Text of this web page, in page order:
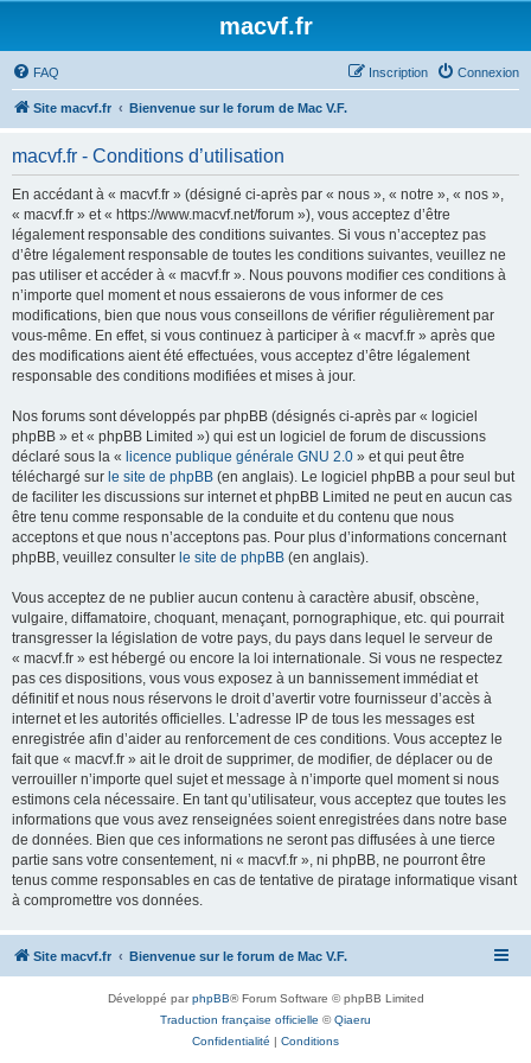
macvf.fr
FAQ Connexion
Inscription
Site macvf.fr Bienvenue sur le forum de Mac V.F.
macvf.fr - Conditions d’utilisation
En accédant à « macvf.fr » (désigné ci-après par « nous », « notre », « nos »,
« macvf.fr » et « https://www.macvf.net/forum »), vous acceptez d’être
légalement responsable des conditions suivantes. Si vous n’acceptez pas
d’être légalement responsable de toutes les conditions suivantes, veuillez ne
pas utiliser et accéder à « macvf.fr ». Nous pouvons modifier ces conditions à
n’importe quel moment et nous essaierons de vous informer de ces
modifications, bien que nous vous conseillons de vérifier régulièrement par
vous-même. En effet, si vous continuez à participer à « macvf.fr » après que
des modifications aient été effectuées, vous acceptez d’être légalement
responsable des conditions modifiées et mises à jour.
Nos forums sont développés par phpBB (désignés ci-après par « logiciel
phpBB » et « phpBB Limited ») qui est un logiciel de forum de discussions
déclaré sous la « licence publique générale GNU 2.0 » et qui peut être
téléchargé sur le site de phpBB (en anglais). Le logiciel phpBB a pour seul but
de faciliter les discussions sur internet et phpBB Limited ne peut en aucun cas
être tenu comme responsable de la conduite et du contenu que nous
acceptons et que nous n’acceptons pas. Pour plus d’informations concernant
phpBB, veuillez consulter le site de phpBB (en anglais).
Vous acceptez de ne publier aucun contenu à caractère abusif, obscène,
vulgaire, diffamatoire, choquant, menaçant, pornographique, etc. qui pourrait
transgresser la législation de votre pays, du pays dans lequel le serveur de
« macvf.fr » est hébergé ou encore la loi internationale. Si vous ne respectez
pas ces dispositions, vous vous exposez à un bannissement immédiat et
définitif et nous nous réservons le droit d’avertir votre fournisseur d’accès à
internet et les autorités officielles. L’adresse IP de tous les messages est
enregistrée afin d’aider au renforcement de ces conditions. Vous acceptez le
fait que « macvf.fr » ait le droit de supprimer, de modifier, de déplacer ou de
verrouiller n’importe quel sujet et message à n’importe quel moment si nous
estimons cela nécessaire. En tant qu’utilisateur, vous acceptez que toutes les
informations que vous avez renseignées soient enregistrées dans notre base
de données. Bien que ces informations ne seront pas diffusées à une tierce
partie sans votre consentement, ni « macvf.fr », ni phpBB, ne pourront être
tenus comme responsables en cas de tentative de piratage informatique visant
à compromettre vos données.
Site macvf.fr Bienvenue sur le forum de Mac V.F.
Développé parphpBB® Forum Software © phpBB Limited
Traduction française officielle ©Qiaeru
Confidentialité | Conditions